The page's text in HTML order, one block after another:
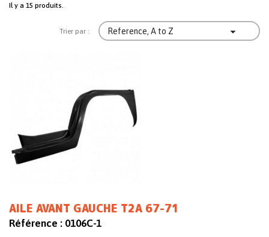
Il y a 15 produits.
Trier par : Reference, A to Z 
AILE AVANT GAUCHE T2A 67-71
Référence : 0106C-1